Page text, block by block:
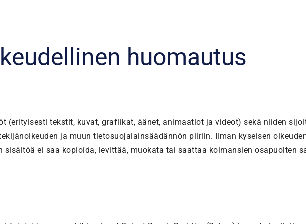
huomautus
(erityisesti tekstit, kuvat, grafiikat, äänet, animaatiot ja videot) sekä niiden
ja muun tietosuojalainsäädännön piiriin. Ilman kyseisen
sisältöä ei saa kopioida, levittää, muokata tai saattaa kolmansien osapuolten